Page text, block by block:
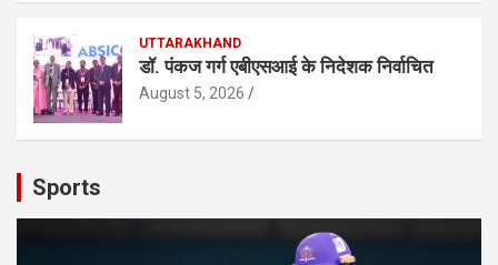
UTTARAKHAND
डॉ. पंकज गर्ग एबीएसआई के निदेशक निर्वाचित
August 5, 2026
Sports